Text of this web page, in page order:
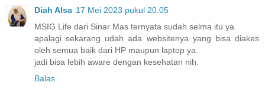
Diah Alsa 17 Mei 2023 pukul 20.05
MSIG Life dari Sinar Mas ternyata sudah selma itu ya.
apalagi sekarang udah ada websitenya yang bisa diakes
oleh semua baik dari HP maupun laptop ya.
jadi bisa lebih aware dengan kesehatan nih.
Balas